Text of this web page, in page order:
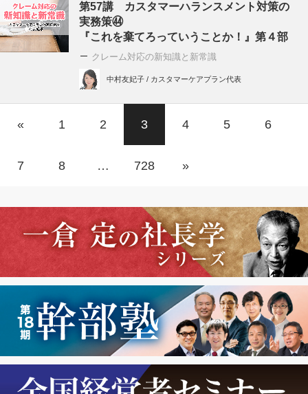
第57講 カスタマーハランスメント対策の
実務策㊹
『これを棄てろっていうことか！』第４部
クレーム対応の新知識と新常識
中村友妃子 / カスタマーケアプラン代表
« 1 2 3 4 5 6
7 8 … 728 »